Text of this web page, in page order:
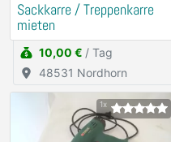
Sackkarre / Treppenkarre
mieten
10,00 € / Tag
48531 Nordhorn
1x